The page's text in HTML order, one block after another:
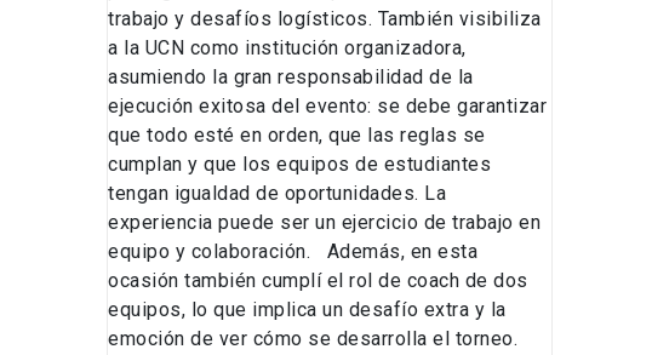
trabajo y desafíos logísticos. También visibiliza
a la UCN como institución organizadora,
asumiendo la gran responsabilidad de la
ejecución exitosa del evento: se debe garantizar
que todo esté en orden, que las reglas se
cumplan y que los equipos de estudiantes
tengan igualdad de oportunidades. La
experiencia puede ser un ejercicio de trabajo en
equipo y colaboración. Además, en esta
ocasión también cumplí el rol de coach de dos
equipos, lo que implica un desafío extra y la
emoción de ver cómo se desarrolla el torneo.